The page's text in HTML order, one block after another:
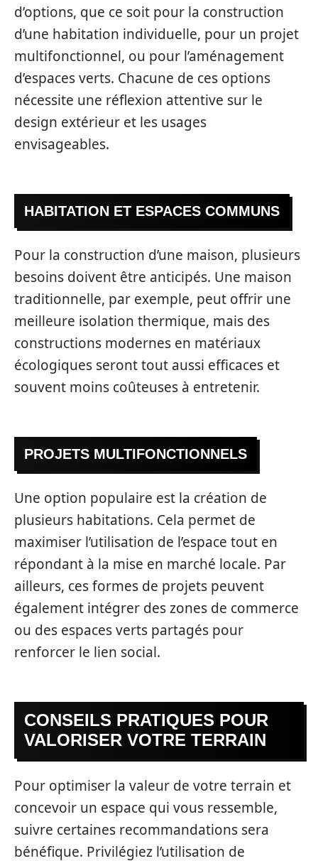
d’options, que ce soit pour la construction
d’une habitation individuelle, pour un projet
multifonctionnel, ou pour l’aménagement
d’espaces verts. Chacune de ces options
nécessite une réflexion attentive sur le
design extérieur et les usages
envisageables.
HABITATION ET ESPACES COMMUNS
Pour la construction d’une maison, plusieurs
besoins doivent être anticipés. Une maison
traditionnelle, par exemple, peut offrir une
meilleure isolation thermique, mais des
constructions modernes en matériaux
écologiques seront tout aussi efficaces et
souvent moins coûteuses à entretenir.
PROJETS MULTIFONCTIONNELS
Une option populaire est la création de
plusieurs habitations. Cela permet de
maximiser l’utilisation de l’espace tout en
répondant à la mise en marché locale. Par
ailleurs, ces formes de projets peuvent
également intégrer des zones de commerce
ou des espaces verts partagés pour
renforcer le lien social.
CONSEILS PRATIQUES POUR
VALORISER VOTRE TERRAIN
Pour optimiser la valeur de votre terrain et
concevoir un espace qui vous ressemble,
suivre certaines recommandations sera
bénéfique. Privilégiez l’utilisation de